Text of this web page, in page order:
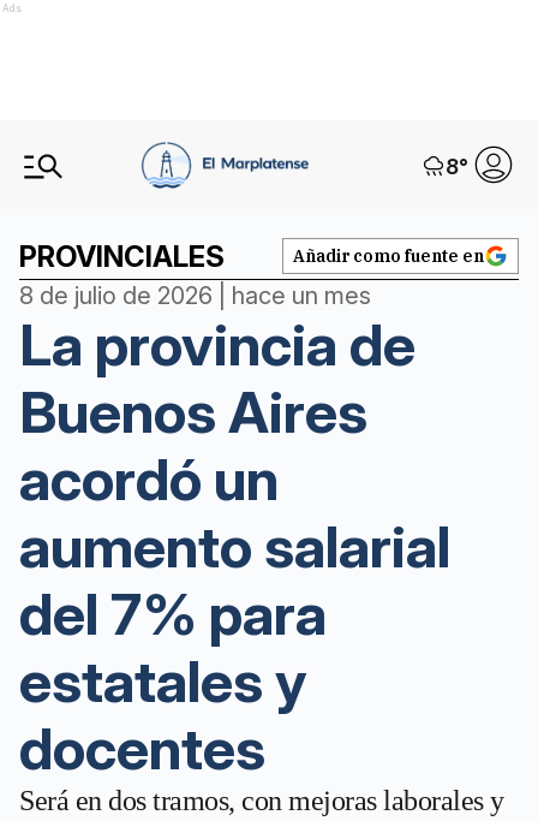
Ads
8°
PROVINCIALES Añadir como fuente en
8 de julio de 2026 | hace un mes
La provincia de
Buenos Aires
acordó un
aumento salarial
del 7% para
estatales y
docentes
Será en dos tramos, con mejoras laborales y